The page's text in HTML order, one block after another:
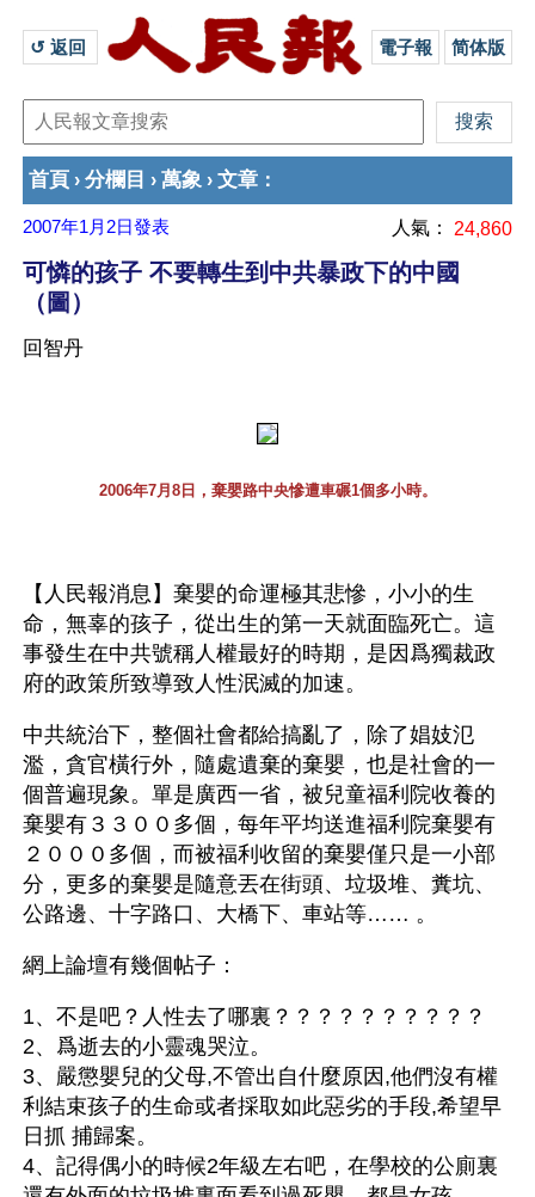
↺ 返回 電子報 简体版
首頁 › 分欄目 › 萬象 › 文章 ：
2007年1月2日發表 人氣： 24,860
可憐的孩子 不要轉生到中共暴政下的中國
（圖）
回智丹
2006年7月8日，棄嬰路中央慘遭車碾1個多小時。
【人民報消息】棄嬰的命運極其悲慘，小小的生
命，無辜的孩子，從出生的第一天就面臨死亡。這
事發生在中共號稱人權最好的時期，是因爲獨裁政
府的政策所致導致人性泯滅的加速。
中共統治下，整個社會都給搞亂了，除了娼妓氾
濫，貪官橫行外，隨處遺棄的棄嬰，也是社會的一
個普遍現象。單是廣西一省，被兒童福利院收養的
棄嬰有３３００多個，每年平均送進福利院棄嬰有
２０００多個，而被福利收留的棄嬰僅只是一小部
分，更多的棄嬰是隨意丟在街頭、垃圾堆、糞坑、
公路邊、十字路口、大橋下、車站等…… 。
網上論壇有幾個帖子：
1、不是吧？人性去了哪裏？？？？？？？？？？
2、爲逝去的小靈魂哭泣。
3、嚴懲嬰兒的父母,不管出自什麼原因,他們沒有權
利結束孩子的生命或者採取如此惡劣的手段,希望早
日抓 捕歸案。
4、記得偶小的時候2年級左右吧，在學校的公廁裏